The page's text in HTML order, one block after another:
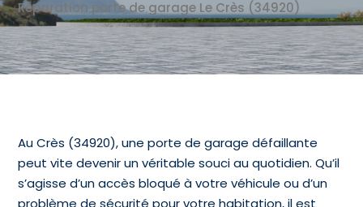
Réparation porte de garage Le Crès (34920)
Au Crès (34920), une porte de garage défaillante
peut vite devenir un véritable souci au quotidien. Qu’il
s’agisse d’un accès bloqué à votre véhicule ou d’un
problème de sécurité pour votre habitation, il est